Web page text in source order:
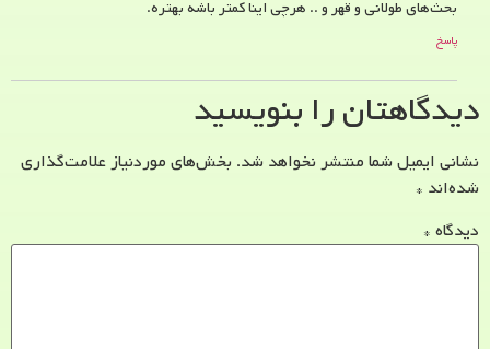
بحث‌های طولانی و قهر و .. هرچی اینا کمتر باشه بهتره.
پاسخ
دیدگاهتان را بنویسید
نشانی ایمیل شما منتشر نخواهد شد. بخش‌های موردنیاز علامت‌گذاری
شده‌اند *
دیدگاه *